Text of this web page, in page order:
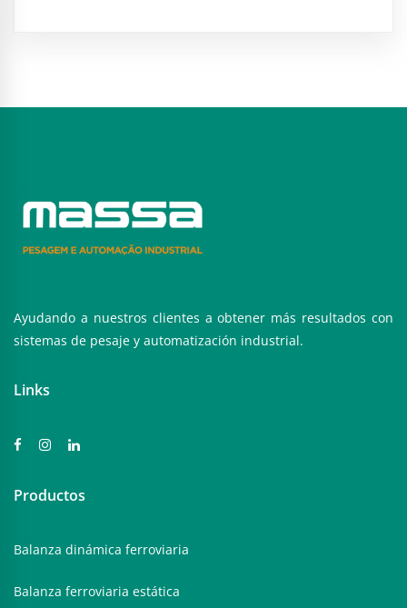
Ayudando a nuestros clientes a obtener más resultados con
sistemas de pesaje y automatización industrial.
Links
Productos
Balanza dinámica ferroviaria
Balanza ferroviaria estática